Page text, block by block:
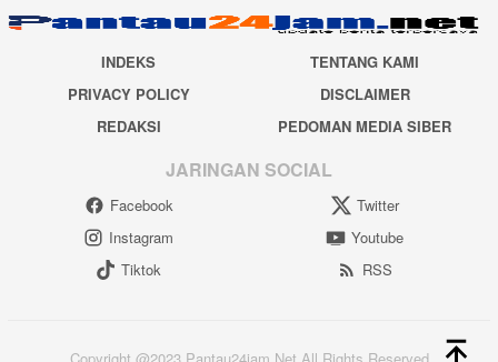
INDEKS
TENTANG KAMI
PRIVACY POLICY
DISCLAIMER
REDAKSI
PEDOMAN MEDIA SIBER
JARINGAN SOCIAL
Facebook
Twitter
Instagram
Youtube
Tiktok
RSS